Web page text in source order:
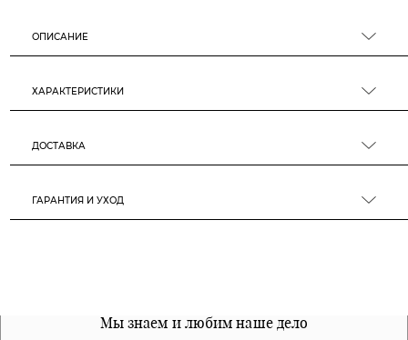
ОПИСАНИЕ
ХАРАКТЕРИСТИКИ
ДОСТАВКА
ГАРАНТИЯ И УХОД
Мы знаем и любим наше дело
Все наши материалы гипоалергенны
Примерка перед покупкой